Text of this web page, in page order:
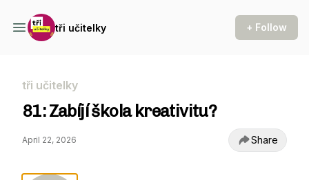
tři učitelky + Follow
tři učitelky
81: Zabíjí škola kreativitu?
April 22, 2026 Share